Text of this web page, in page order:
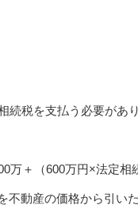
続税を支払う必要があ
万＋（600万円×法定相
不動産の価格から引い